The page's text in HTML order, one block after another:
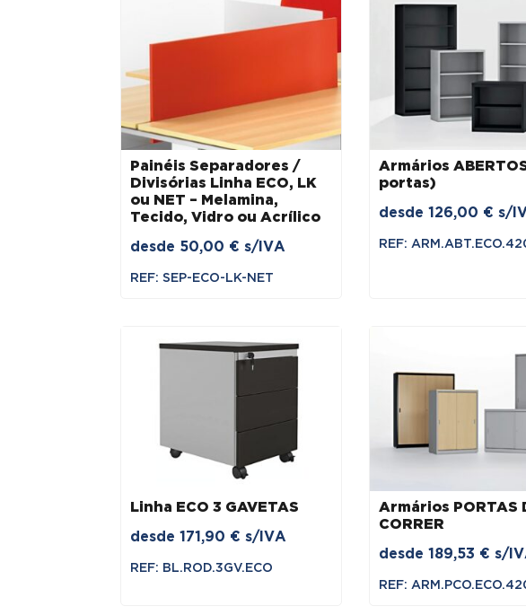
maior
Painéis Separadores /
Divisórias Linha ECO, LK
ou NET – Melamina,
Tecido, Vidro ou Acrílico
desde 50,00 € s/IVA
REF: SEP-ECO-LK-NET
Armários
portas)
desde 126,00 € s/
REF:
Linha ECO 3 GAVETAS
desde 171,90 € s/IVA
REF: BL.ROD.3GV.ECO
Armários PORTAS
CORRER
desde 189,53 € s/
REF: